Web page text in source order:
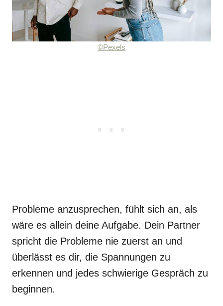
©Pexels
Probleme anzusprechen, fühlt sich an, als
wäre es allein deine Aufgabe. Dein Partner
spricht die Probleme nie zuerst an und
überlässt es dir, die Spannungen zu
erkennen und jedes schwierige Gespräch zu
beginnen.